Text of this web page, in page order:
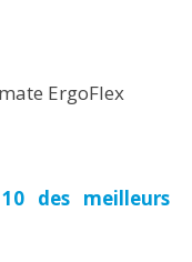
ErgoFlex
des meilleurs